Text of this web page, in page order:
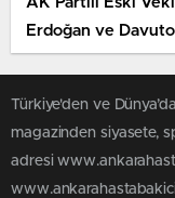
Erdoğan ve
Türkiye'den ve
magazinden siyasete,
adresi